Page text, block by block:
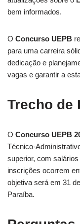
bem informados.
O Concurso UEPB
para uma carreira
dedicação e
vagas e garantir a
Trecho de
O Concurso UEPB
Técnico-
superior, com
inscrições ocorrem
objetiva será em 31
Paraíba.